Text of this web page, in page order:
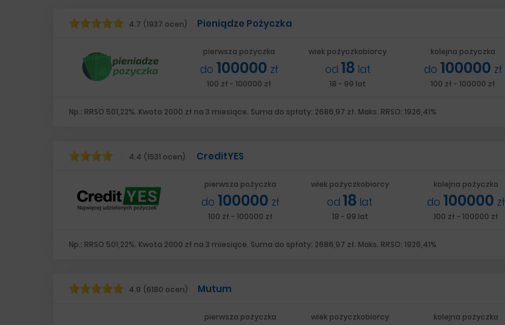
4.7 (1937 ocen) Pieniądze Pożyczka
pierwsza pożyczka
do 100000 zł
100 zł - 100000 zł
wiek pożyczkobiorcy
od 18 lat
18 - 99 lat
kolejna pożyczka
do 100000 zł
100 zł - 100000 zł
Np.: RRSO 501,22%. Kwota 2000 zł na 3 miesiące. Suma do spłaty: 2686,97 zł. Maks. RRSO: 1926,41%
4.4 (1531 ocen) CreditYES
pierwsza pożyczka
do 100000 zł
100 zł - 100000 zł
wiek pożyczkobiorcy
od 18 lat
18 - 99 lat
kolejna pożyczka
do 100000 zł
100 zł - 100000 zł
Np.: RRSO 501,22%. Kwota 2000 zł na 3 miesiące. Suma do spłaty: 2686,97 zł. Maks. RRSO: 1926,41%
4.8 (6180 ocen) Mutum
pierwsza pożyczka wiek pożyczkobiorcy kolejna pożyczka